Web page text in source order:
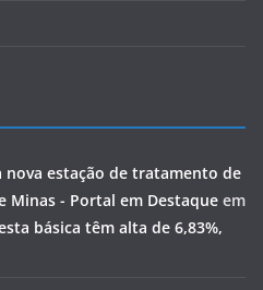
nova estação de tratamento de
Minas - Portal em Destaque em
básica têm alta de 6,83%,